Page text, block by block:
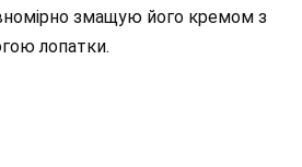
змащую його кремом з
лопатки.